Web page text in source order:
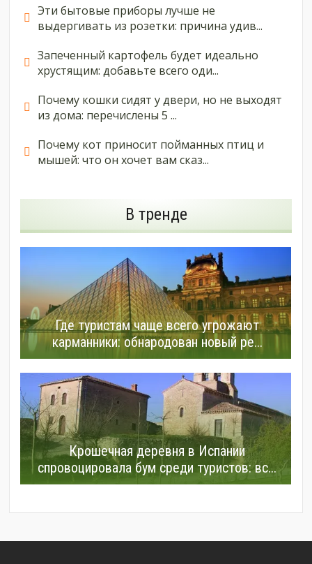
Эти бытовые приборы лучше не
выдергивать из розетки: причина удив...
Запеченный картофель будет идеально
хрустящим: добавьте всего оди...
Почему кошки сидят у двери, но не выходят
из дома: перечислены 5 ...
Почему кот приносит пойманных птиц и
мышей: что он хочет вам сказ...
В тренде
Где туристам чаще всего угрожают
карманники: обнародован новый ре...
Крошечная деревня в Испании
спровоцировала бум среди туристов: вс...